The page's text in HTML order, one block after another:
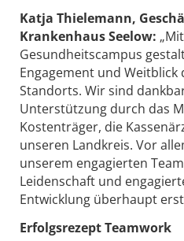
Katja Thielemann,
Krankenhaus Seelow:
Gesundheitscampus
Engagement und Weitblick
Standorts. Wir sind
Unterstützung durch das
Kostenträger, die
unseren Landkreis. Vor
unserem engagierten
Leidenschaft und
Entwicklung überhaupt
Erfolgsrezept Teamwork